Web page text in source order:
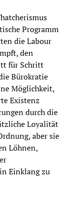
Programm
die Labour
den
für Schritt
Bürokratie
Möglichkeit,
Existenz
durch die
Loyalität
aber sie
Löhnen,
Einklang zu